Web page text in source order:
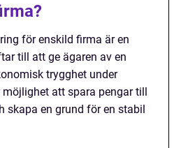
för enskild firma är en
till att ge ägaren av en
trygghet under
att spara pengar till
skapa en grund för en stabil